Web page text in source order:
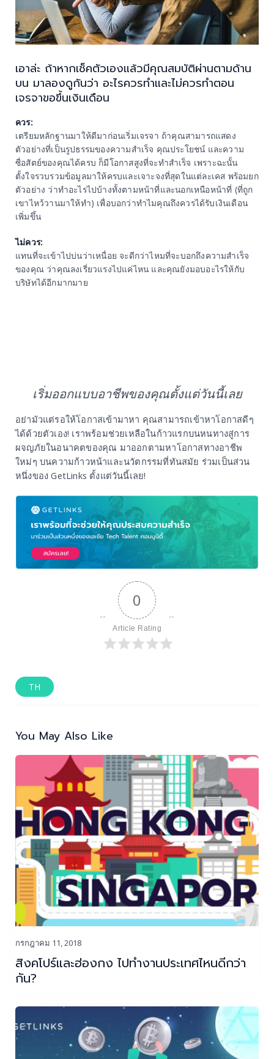
เอาล่ะ ถ้าหากเช็คตัวเองแล้วมีคุณสมบัติผ่านตามด้าน
บน มาลองดูกันว่า อะไรควรทำและไม่ควรทำตอน
เจรจาขอขึ้นเงินเดือน
ควร:
เตรียมหลักฐานมาให้ดีมาก่อนเริ่มเจรจา ถ้าคุณสามารถแสดง
ตัวอย่างที่เป็นรูปธรรมของความสำเร็จ คุณประโยชน์ และความ
ซื่อสัตย์ของคุณได้ครบ ก็มีโอกาสสูงที่จะทำสำเร็จ เพราะฉะนั้น
ตั้งใจรวบรวมข้อมูลมาให้ครบและเจาะจงที่สุดในแต่ละเคส พร้อมยก
ตัวอย่าง ว่าทำอะไรไปบ้างทั้งตามหน้าที่และนอกเหนือหน้าที่ (ที่ถูก
เขาไหว้วานมาให้ทำ) เพื่อบอกว่าทำไมคุณถึงควรได้รับเงินเดือน
เพิ่มขึ้น
ไม่ควร:
แทนที่จะเข้าไปบ่นว่าเหนื่อย จะดีกว่าไหมที่จะบอกถึงความสำเร็จ
ของคุณ ว่าคุณลงเรี่ยวแรงไปแค่ไหน และคุณยังมอบอะไรให้กับ
บริษัทได้อีกมากมาย
เริ่มออกแบบอาชีพของคุณตั้งแต่วันนี้เลย
อย่ามัวแต่รอให้โอกาสเข้ามาหา คุณสามารถเข้าหาโอกาสดีๆ
ได้ด้วยตัวเอง! เราพร้อมช่วยเหลือในก้าวแรกบนหนทางสู่การ
ผจญภัยในอนาคตของคุณ มาออกตามหาโอกาสทางอาชีพ
ใหม่ๆ บนความก้าวหน้าและนวัตกรรมที่ทันสมัย ร่วมเป็นส่วน
หนึ่งของ GetLinks ตั้งแต่วันนี้เลย!
0
Article Rating
TH
You May Also Like
กรกฎาคม 11, 2018
สิงคโปร์และฮ่องกง ไปทำงานประเทศไหนดีกว่า
กัน?